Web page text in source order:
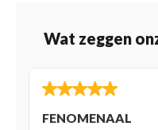
Wat zeggen
FENOMENAAL